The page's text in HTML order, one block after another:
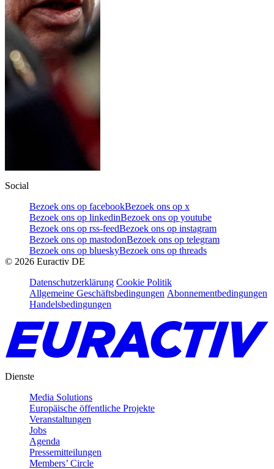
Social
Bezoek ons op facebookBezoek ons op x
Bezoek ons op linkedinBezoek ons op youtube
Bezoek ons op rss-feedBezoek ons op instagram
Bezoek ons op mastodonBezoek ons op telegram
Bezoek ons op blueskyBezoek ons op threads
© 2026 Euractiv DE
Datenschutzerklärung Cookie Politik
Allgemeine Geschäftsbedingungen Abonnementbedingungen
Handelsbedingungen
Dienste
Media Solutions
Europäische öffentliche Projekte
Veranstaltungen
Jobs
Agenda
Pressemitteilungen
Members’ Circle